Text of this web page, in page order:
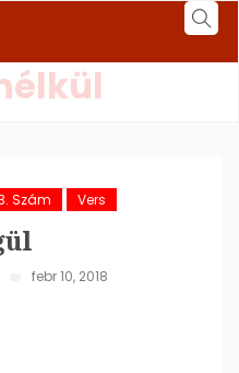
Szám Vers
febr 10, 2018